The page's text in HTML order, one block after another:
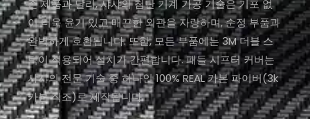
존 제품과 달리, 샤샤의 첨단 기계 가공 기술은 기포 없
이 더욱 윤기 있고 매끈한 외관을 자랑하며, 순정 부품과
완벽하게 호환됩니다. 또한, 모든 부품에는 3M 더블 스
틱이 적용되어 설치가 간편합니다. 패들 시프터 커버는
샤샤의 전문 기술 중 하나인 100% REAL 카본 파이버(3k
카본 직조)로 제작됩니다.